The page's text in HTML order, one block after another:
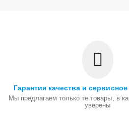
Гарантия качества и
Мы предлагаем только те товары, в
уверены